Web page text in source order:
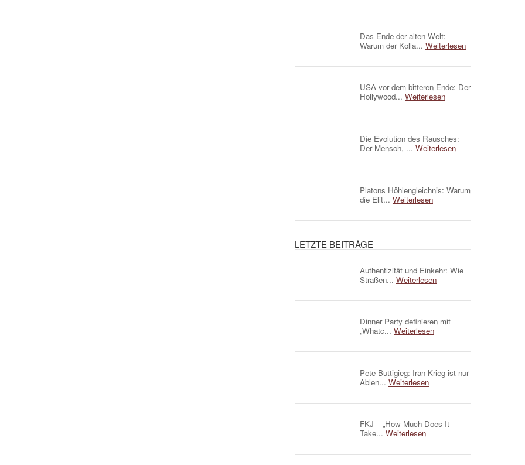
Das Ende der alten Welt:
Warum der Kolla... Weiterlesen
USA vor dem bitteren Ende: Der
Hollywood... Weiterlesen
Die Evolution des Rausches:
Der Mensch, ... Weiterlesen
Platons Höhlengleichnis: Warum
die Elit... Weiterlesen
LETZTE BEITRÄGE
Authentizität und Einkehr: Wie
Straßen... Weiterlesen
Dinner Party definieren mit
„Whatc... Weiterlesen
Pete Buttigieg: Iran-Krieg ist nur
Ablen... Weiterlesen
FKJ – „How Much Does It
Take... Weiterlesen